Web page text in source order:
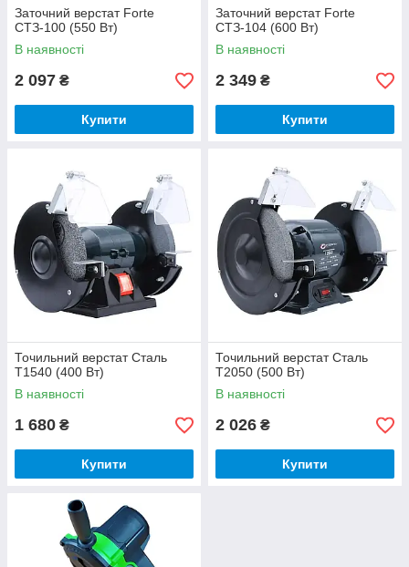
Заточний верстат Forte
СТЗ-100 (550 Вт)
В наявності
2 097 ₴
Купити
Заточний верстат Forte
СТЗ-104 (600 Вт)
В наявності
2 349 ₴
Купити
Точильний верстат Сталь
Т1540 (400 Вт)
В наявності
1 680 ₴
Купити
Точильний верстат Сталь
Т2050 (500 Вт)
В наявності
2 026 ₴
Купити